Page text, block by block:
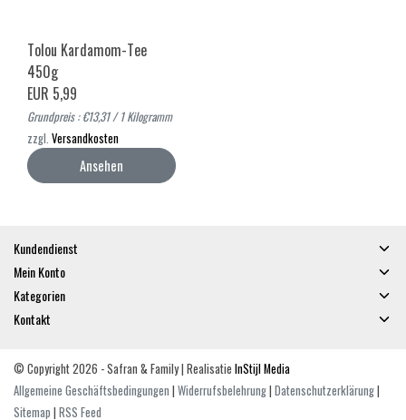
Tolou Kardamom-Tee
450g
EUR 5,99
Grundpreis : €13,31 / 1 Kilogramm
zzgl. Versandkosten
Ansehen
Kundendienst
Mein Konto
Kategorien
Kontakt
© Copyright 2026 - Safran & Family | Realisatie InStijl Media
Allgemeine Geschäftsbedingungen | Widerrufsbelehrung| Datenschutzerklärung|
Sitemap | RSS Feed